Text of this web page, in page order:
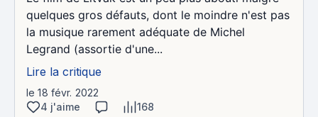
quelques gros défauts, dont le moindre n'est pas
la musique rarement adéquate de Michel
Legrand (assortie d'une...
Lire la critique
le 18 févr. 2022
4 j'aime
168